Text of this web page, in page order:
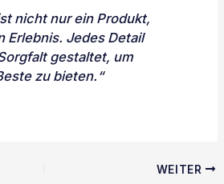
nicht nur ein Produkt,
Erlebnis. Jedes Detail
gestaltet, um
zu bieten.“
WEITER